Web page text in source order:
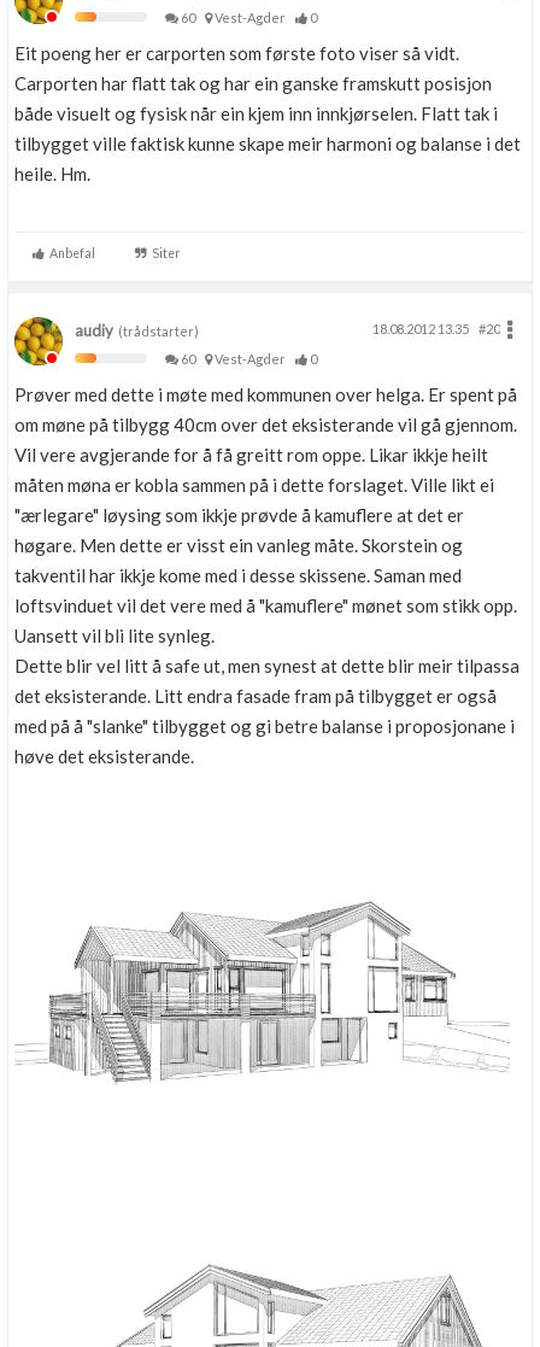
60
Vest-Agder 0
Eit poeng her er carporten som første foto viser så vidt.
Carporten har flatt tak og har ein ganske framskutt posisjon
både visuelt og fysisk når ein kjem inn innkjørselen. Flatt tak i
tilbygget ville faktisk kunne skape meir harmoni og balanse i det
heile. Hm.
Anbefal Siter
audiy (trådstarter) 18.08.2012 13.35
#20
60
Vest-Agder 0
Prøver med dette i møte med kommunen over helga. Er spent på
om møne på tilbygg 40cm over det eksisterande vil gå gjennom.
Vil vere avgjerande for å få greitt rom oppe. Likar ikkje heilt
måten møna er kobla sammen på i dette forslaget. Ville likt ei
"ærlegare" løysing som ikkje prøvde å kamuflere at det er
høgare. Men dette er visst ein vanleg måte. Skorstein og
takventil har ikkje kome med i desse skissene. Saman med
loftsvinduet vil det vere med å "kamuflere" mønet som stikk opp.
Uansett vil bli lite synleg.
Dette blir vel litt å safe ut, men synest at dette blir meir tilpassa
det eksisterande. Litt endra fasade fram på tilbygget er også
med på å "slanke" tilbygget og gi betre balanse i proposjonane i
høve det eksisterande.